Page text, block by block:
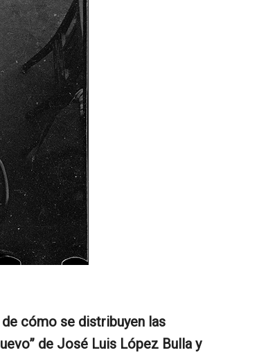
cómo se distribuyen las
de José Luis López Bulla y